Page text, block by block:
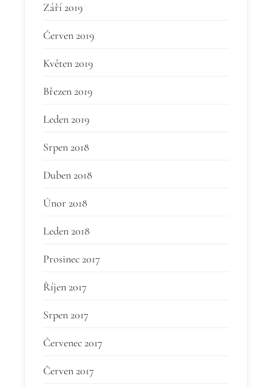
Září 2019
Červen 2019
Květen 2019
Březen 2019
Leden 2019
Srpen 2018
Duben 2018
Únor 2018
Leden 2018
Prosinec 2017
Říjen 2017
Srpen 2017
Červenec 2017
Červen 2017